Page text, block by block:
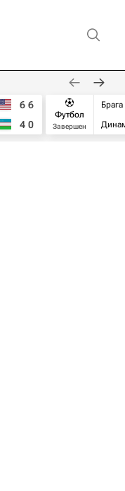
6 6
4 0
Футбол
Завершен
Брага